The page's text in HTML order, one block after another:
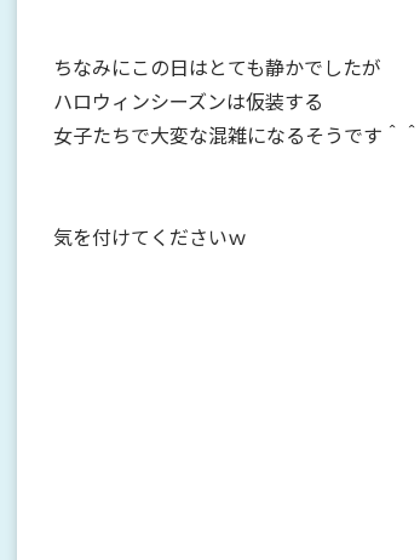
ちなみにこの日はとても静かでしたが
ハロウィンシーズンは仮装する
女子たちで大変な混雑になるそうです＾＾
気を付けてくださいｗ